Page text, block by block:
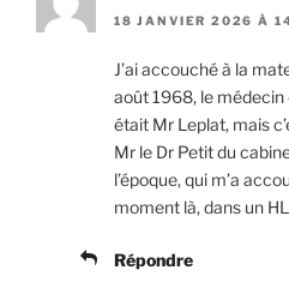
18 JANVIER 2026 À
J’ai accouché à la
août 1968, le
était Mr Leplat, mais
Mr le Dr Petit du
l’époque, qui m’a
moment là, dans un
Répondre